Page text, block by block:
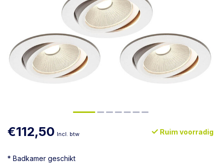
€112,50 Incl. btw Ruim voorradig
* Badkamer geschikt